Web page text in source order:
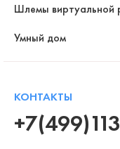
Шлемы виртуальной
Умный дом
КОНТАКТЫ